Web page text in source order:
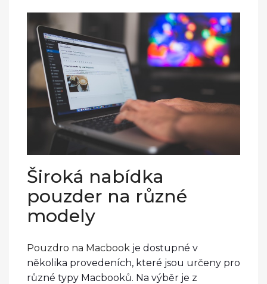
Široká nabídka
pouzder na různé
modely
Pouzdro na Macbook je dostupné v
několika provedeních, které jsou určeny pro
různé typy Macbooků. Na výběr je z